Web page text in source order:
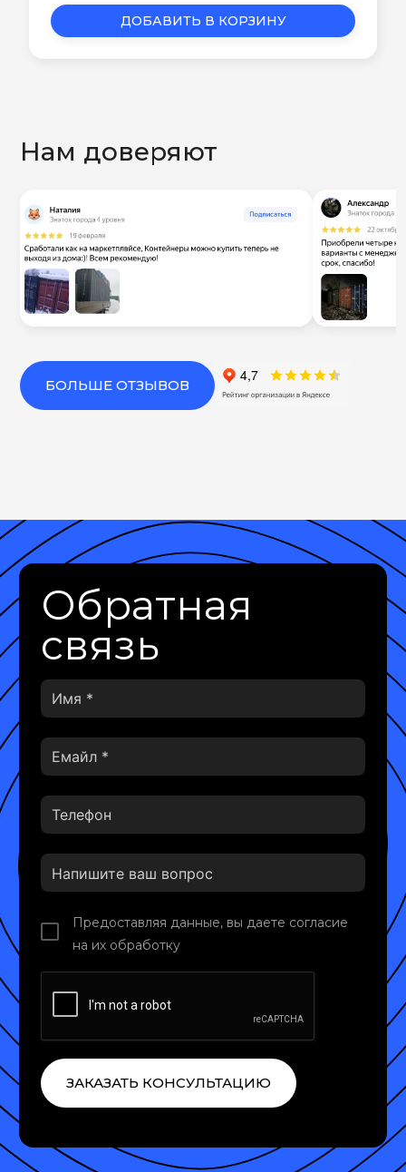
ДОБАВИТЬ В КОРЗИНУ
Нам доверяют
БОЛЬШЕ ОТЗЫВОВ
Обратная
связь
Предоставляя данные, вы даете согласие
на их обработку
ЗАКАЗАТЬ КОНСУЛЬТАЦИЮ